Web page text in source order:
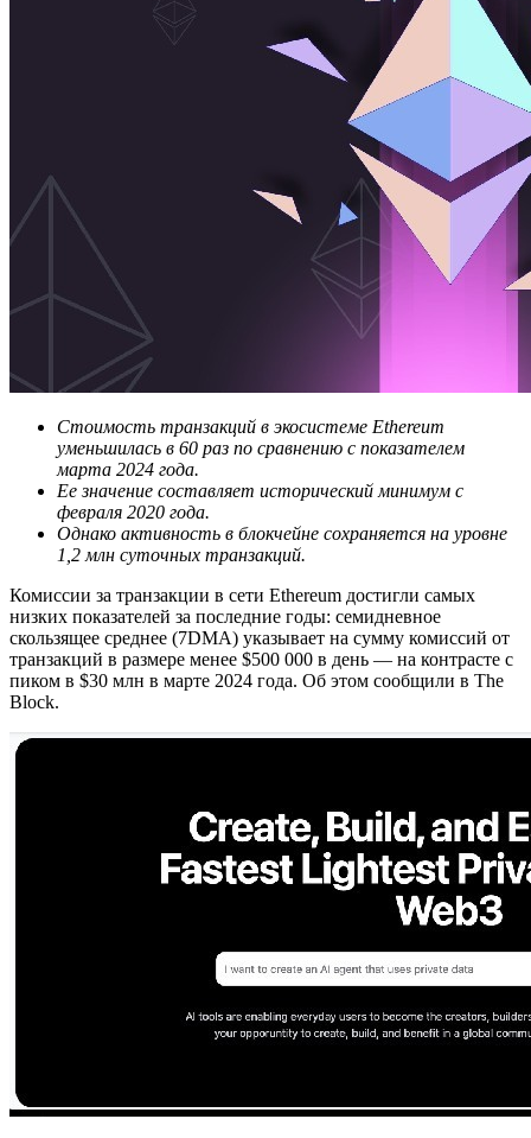
Стоимость транзакций в экосистеме Ethereum
уменьшилась в 60 раз по сравнению с показателем
марта 2024 года.
Ее значение составляет исторический минимум с
февраля 2020 года.
Однако активность в блокчейне сохраняется на уровне
1,2 млн суточных транзакций.
Комиссии за транзакции в сети Ethereum достигли самых
низких показателей за последние годы: семидневное
скользящее среднее (7DMA) указывает на сумму комиссий от
транзакций в размере менее $500 000 в день — на контрасте с
пиком в $30 млн в марте 2024 года. Об этом сообщили в The
Block.